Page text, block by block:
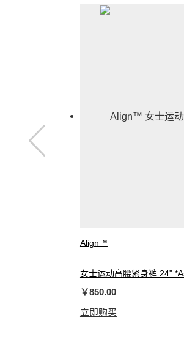
Align™
女士运动高腰紧身裤 24"
￥850.00
立即购买